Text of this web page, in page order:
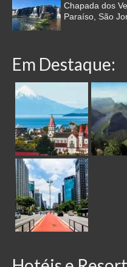
Chapada dos
Paraíso, São
Em Destaque: